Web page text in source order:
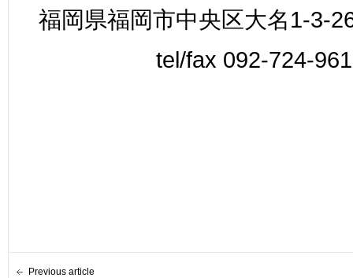
福岡県福岡市中央区大名1-3-
tel/fax 092-724-
Previous article